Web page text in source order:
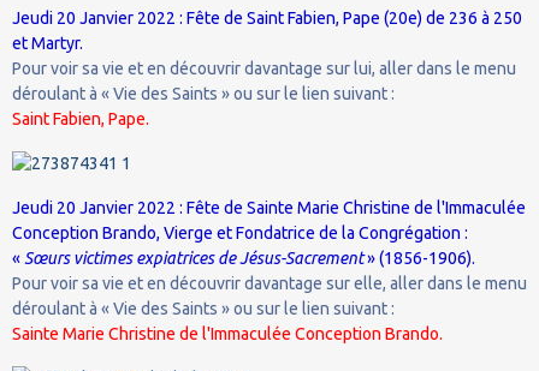
Jeudi 20 Janvier 2022 : Fête de Saint Fabien, Pape (20e) de 236 à 250
et Martyr.
Pour voir sa vie et en découvrir davantage sur lui, aller dans le menu
déroulant à « Vie des Saints » ou sur le lien suivant :
Saint Fabien, Pape.
Jeudi 20 Janvier 2022 : Fête de Sainte Marie Christine de l'Immaculée
Conception Brando, Vierge et Fondatrice de la Congrégation :
« Sœurs victimes expiatrices de Jésus-Sacrement» (1856-1906).
Pour voir sa vie et en découvrir davantage sur elle, aller dans le menu
déroulant à « Vie des Saints » ou sur le lien suivant :
Sainte Marie Christine de l'Immaculée Conception Brando.